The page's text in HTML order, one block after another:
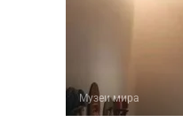
Музеи мира